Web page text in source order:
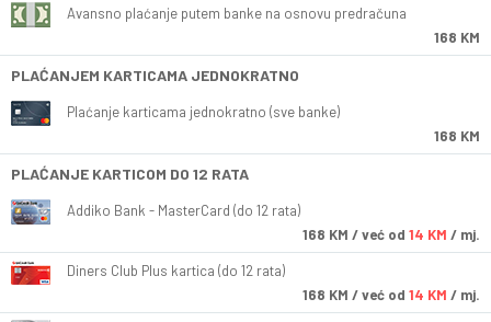
Avansno plaćanje putem banke na osnovu predračuna
168 KM
PLAĆANJEM KARTICAMA JEDNOKRATNO
Plaćanje karticama jednokratno (sve banke)
168 KM
PLAĆANJE KARTICOM DO 12 RATA
Addiko Bank - MasterCard (do 12 rata)
168 KM / već od 14 KM / mj.
Diners Club Plus kartica (do 12 rata)
168 KM / već od 14 KM / mj.